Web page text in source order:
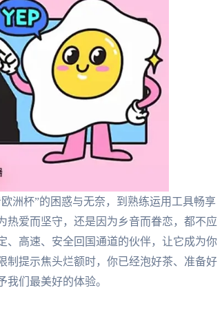
洲杯”的困惑与无奈，到熟练运用工具畅享
热爱而坚守，还是因为乡音而眷恋，都不应
、高速、安全回国通道的伙伴，让它成为你
制提示焦头烂额时，你已经泡好茶、准备好
们最美好的体验。